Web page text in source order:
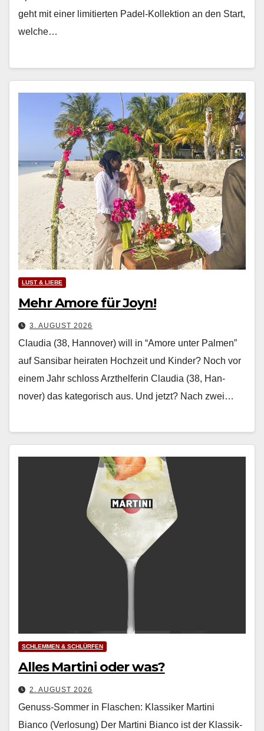
geht mit ein­er lim­i­tierten Padel-Kollek­tion an den Start,
welche…
LUST & LIEBE
Mehr Amore für Joyn!
3. AUGUST 2026
Claudia (38, Hannover) will in “Amore unter Palmen”
auf Sansibar heiraten Hochzeit und Kinder? Noch vor
einem Jahr schloss Arzthelferin Clau­dia (38, Han­
nover) das kat­e­gorisch aus. Und jet­zt? Nach zwei…
SCHLEMMEN & SCHLÜRFEN
Alles Martini oder was?
2. AUGUST 2026
Genuss-Sommer in Flaschen: Klassiker Martini
Bianco (Verlosung) Der Mar­ti­ni Bian­co ist der Klas­sik­